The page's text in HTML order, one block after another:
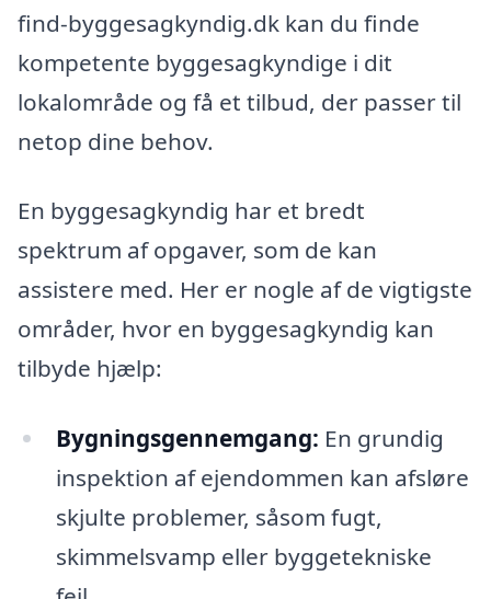
find-byggesagkyndig.dk kan du finde
kompetente byggesagkyndige i dit
lokalområde og få et tilbud, der passer til
netop dine behov.
En byggesagkyndig har et bredt
spektrum af opgaver, som de kan
assistere med. Her er nogle af de vigtigste
områder, hvor en byggesagkyndig kan
tilbyde hjælp:
Bygningsgennemgang: En grundig
inspektion af ejendommen kan afsløre
skjulte problemer, såsom fugt,
skimmelsvamp eller byggetekniske